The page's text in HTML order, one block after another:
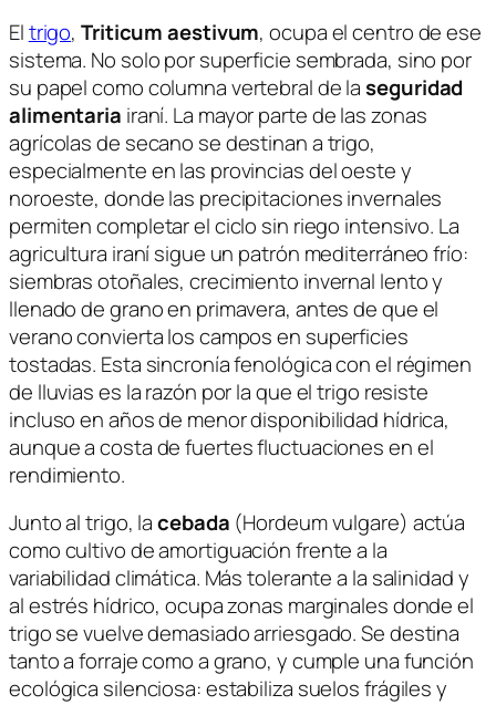
Eltrigo,Triticum aestivum, ocupa el centro de ese
sistema. No solo por superficie sembrada, sino por
su papel como columna vertebral de laseguridad
alimentaria iraní. La mayor parte de las zonas
agrícolas de secano se destinan a trigo,
especialmente en las provincias del oeste y
noroeste, donde las precipitaciones invernales
permiten completar el ciclo sin riego intensivo. La
agricultura iraní sigue un patrón mediterráneo frío:
siembras otoñales, crecimiento invernal lento y
llenado de grano en primavera, antes de que el
verano convierta los campos en superficies
tostadas. Esta sincronía fenológica con el régimen
de lluvias es la razón por la que el trigo resiste
incluso en años de menor disponibilidad hídrica,
aunque a costa de fuertes fluctuaciones en el
rendimiento.
Junto al trigo, lacebada (Hordeum vulgare) actúa
como cultivo de amortiguación frente a la
variabilidad climática. Más tolerante a la salinidad y
al estrés hídrico, ocupa zonas marginales donde el
trigo se vuelve demasiado arriesgado. Se destina
tanto a forraje como a grano, y cumple una función
ecológica silenciosa: estabiliza suelos frágiles y